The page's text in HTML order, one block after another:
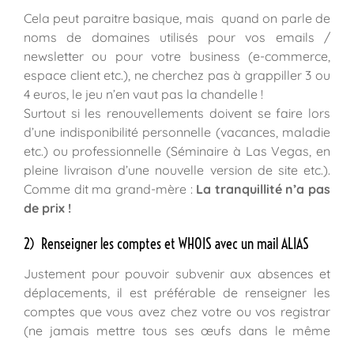
Cela peut paraitre basique, mais quand on parle de
noms de domaines utilisés pour vos emails /
newsletter ou pour votre business (e-commerce,
espace client etc.), ne cherchez pas à grappiller 3 ou
4 euros, le jeu n’en vaut pas la chandelle !
Surtout si les renouvellements doivent se faire lors
d’une indisponibilité personnelle (vacances, maladie
etc.) ou professionnelle (Séminaire à Las Vegas, en
pleine livraison d’une nouvelle version de site etc.).
Comme dit ma grand-mère : La tranquillité n’a pas
de prix !
2) Renseigner les comptes et WHOIS avec un mail ALIAS
Justement pour pouvoir subvenir aux absences et
déplacements, il est préférable de renseigner les
comptes que vous avez chez votre ou vos registrar
(ne jamais mettre tous ses œufs dans le même